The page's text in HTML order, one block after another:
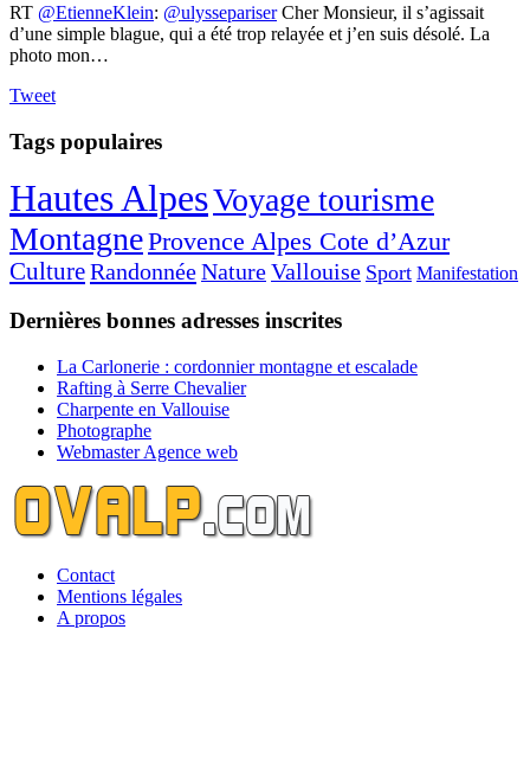
RT @EtienneKlein: @ulyssepariserCher Monsieur, il s’agissait
d’une simple blague, qui a été trop relayée et j’en suis désolé. La
photo mon…
Tweet
Tags populaires
Hautes AlpesVoyage tourisme
MontagneProvence Alpes Cote d’Azur
CultureRandonnéeNatureVallouise Sport Manifestation
Dernières bonnes adresses inscrites
La Carlonerie : cordonnier montagne et escalade
Rafting à Serre Chevalier
Charpente en Vallouise
Photographe
Webmaster Agence web
Contact
Mentions légales
A propos